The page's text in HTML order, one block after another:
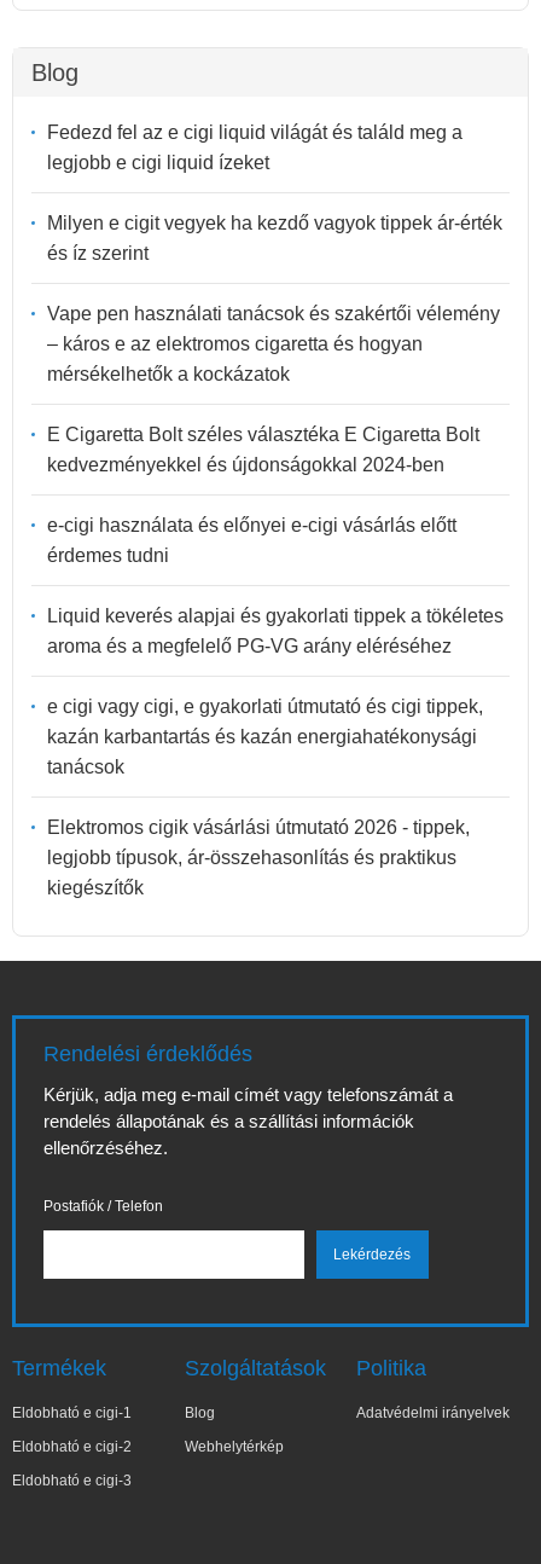
Blog
Fedezd fel az e cigi liquid világát és találd meg a
legjobb e cigi liquid ízeket
Milyen e cigit vegyek ha kezdő vagyok tippek ár-érték
és íz szerint
Vape pen használati tanácsok és szakértői vélemény
– káros e az elektromos cigaretta és hogyan
mérsékelhetők a kockázatok
E Cigaretta Bolt széles választéka E Cigaretta Bolt
kedvezményekkel és újdonságokkal 2024-ben
e-cigi használata és előnyei e-cigi vásárlás előtt
érdemes tudni
Liquid keverés alapjai és gyakorlati tippek a tökéletes
aroma és a megfelelő PG-VG arány eléréséhez
e cigi vagy cigi, e gyakorlati útmutató és cigi tippek,
kazán karbantartás és kazán energiahatékonysági
tanácsok
Elektromos cigik vásárlási útmutató 2026 - tippek,
legjobb típusok, ár-összehasonlítás és praktikus
kiegészítők
Rendelési érdeklődés
Kérjük, adja meg e-mail címét vagy telefonszámát a
rendelés állapotának és a szállítási információk
ellenőrzéséhez.
Postafiók / Telefon
Termékek
Eldobható e cigi-1
Eldobható e cigi-2
Eldobható e cigi-3
Szolgáltatások
Blog
Webhelytérkép
Politika
Adatvédelmi irányelvek